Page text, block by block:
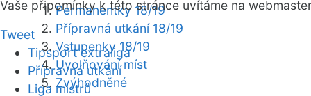
Permanentky 18/19
Přípravná utkání 18/19
Vstupenky 18/19
Uvolňování míst
Zvýhodněné
Vaše připomínky k této stránce uvítáme na webmaster
Tweet
Tipsport extraliga
Přípravná utkání
Liga mistrů